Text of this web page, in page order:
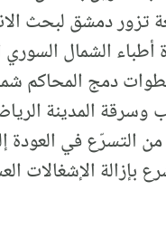
تزور دمشق لبحث
الشمال السوري
دمج المحاكم
وسرقة المدينة
التسرّع في العودة
الإشغالات